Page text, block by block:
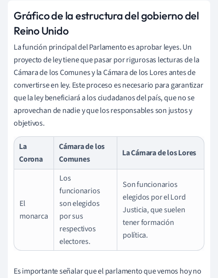
Gráfico de la estructura del gobierno del
Reino Unido
La función principal del Parlamento es aprobar leyes. Un
proyecto de ley tiene que pasar por rigurosas lecturas de la
Cámara de los Comunes y la Cámara de los Lores antes de
convertirse en ley. Este proceso es necesario para garantizar
que la ley beneficiará a los ciudadanos del país, que no se
aprovechan de nadie y que los responsables son justos y
objetivos.
La
Corona
Cámara de los
Comunes
La Cámara de los Lores
El
monarca
Los
funcionarios
son elegidos
por sus
respectivos
electores.
Son funcionarios
elegidos por el Lord
Justicia, que suelen
tener formación
política.
Es importante señalar que el parlamento que vemos hoy no